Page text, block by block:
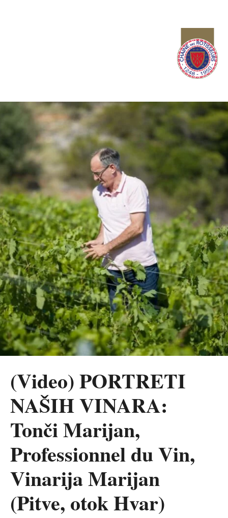
(Video) PORTRETI
NAŠIH VINARA:
Tonči Marijan,
Professionnel du Vin,
Vinarija Marijan
(Pitve, otok Hvar)